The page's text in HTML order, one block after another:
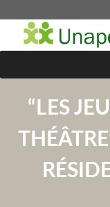
“LES